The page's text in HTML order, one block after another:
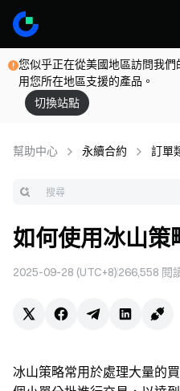
您似乎正在從美國地區訪問我
用您所在地區支援的產品。
切換站點
幫助中心 永續合約 訂單
如何使用冰山策
2025-09-28 (UTC+8)266,558 閱
冰山策略常用於處理大量的